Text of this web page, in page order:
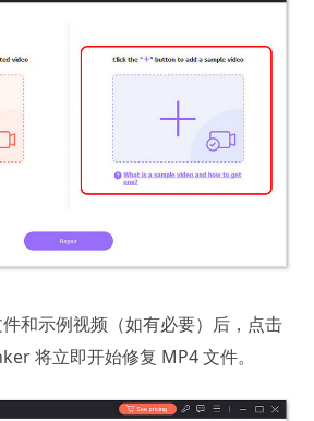
和示例视频（如有必要）后，点击
将立即开始修复 MP4 文件。